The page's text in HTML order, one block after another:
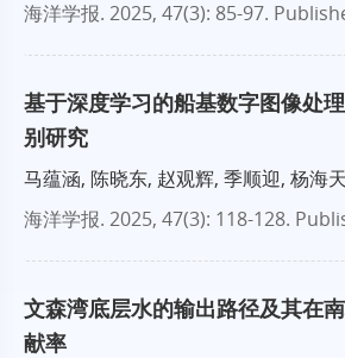
海洋学报. 2025, 47(3): 85-97.
基于深度学习的船基数字图像处
别研究
马蕴涵, 陈晓东, 赵观辉, 季顺迎, 杨海天
海洋学报. 2025, 47(3): 118-128.
文森湾底层水的输出路径及其在
献率